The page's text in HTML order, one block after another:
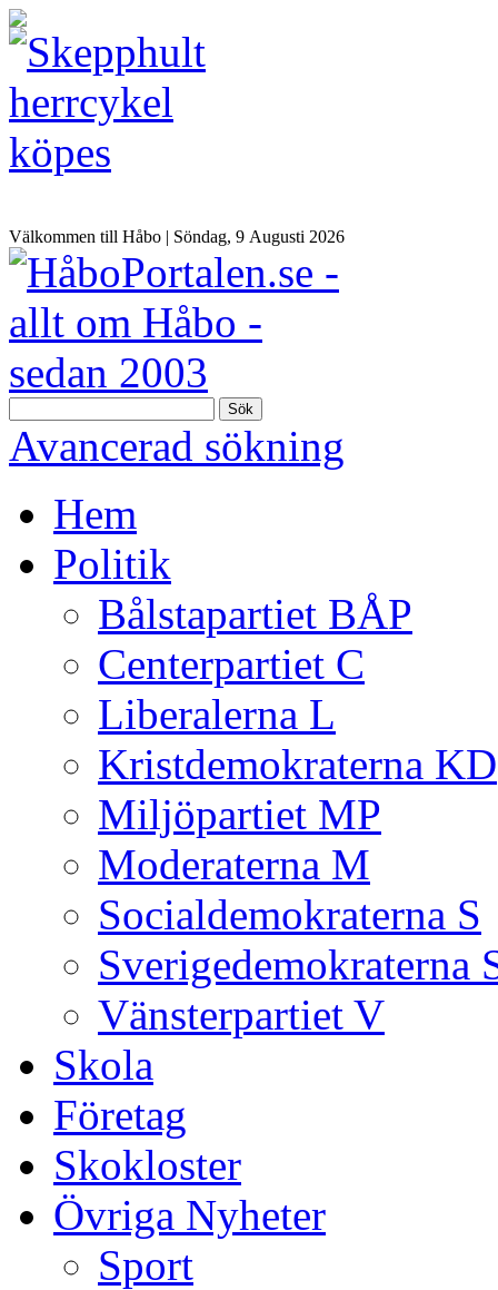
Välkommen till Håbo | Söndag, 9 Αugusti 2026
Sök
Avancerad sökning
Hem
Politik
Bålstapartiet BÅP
Centerpartiet C
Liberalerna L
Kristdemokraterna KD
Miljöpartiet MP
Moderaterna M
Socialdemokraterna S
Sverigedemokraterna
Vänsterpartiet V
Skola
Företag
Skokloster
Övriga Nyheter
Sport